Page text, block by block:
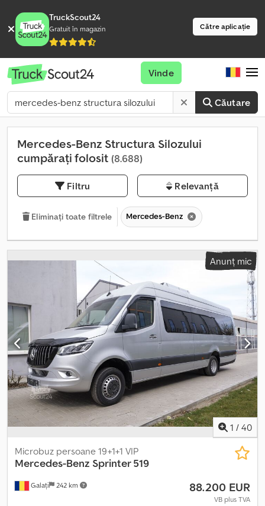
TruckScout24
Gratuit în magazin Către aplicație
Căutare
Vinde
Mercedes-Benz Structura Silozului
cumpărați folosit (8.688)
Filtru Relevanță
Eliminați toate filtrele Mercedes-Benz
Anunț mic
1 / 40
Galați 242 km
Microbuz persoane 19+1+1 VIP
Mercedes-Benz Sprinter 519
88.200 EUR
VB plus TVA